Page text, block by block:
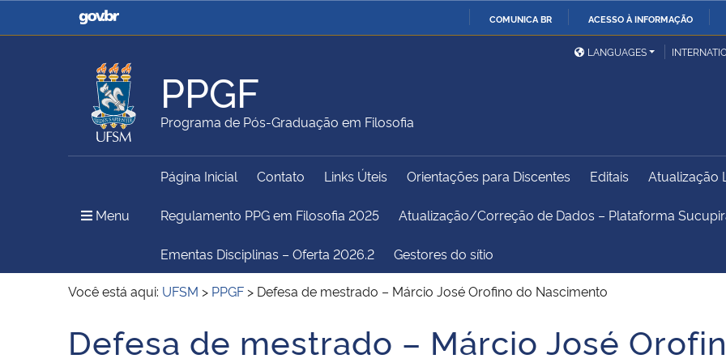
COMUNICA BR ACESSO À INFORMAÇÃO
Casa Civil
Ministério da Justiça e
Ministério da Defesa
Ministério das Relações
Exteriores
Ministério da Agricultura,
Pecuária e Abastecimento
Ministério da Educação
Ministério do Meio Ambiente
Desenvolvimento Regional
União
Secretaria de Governo
Gabinete de Segurança
Institucional
Advocacia-Geral da União Banco Central do Brasil
LANGUAGES
PPGF
Programa de Pós-Graduação em Filosofia
Menu Menu Principal do Sítio
Página Inicial Contato Links Úteis Orientações para Discentes Editais Atualização
Regulamento PPG em Filosofia 2025 Atualização/Correção de Dados – Plataforma
Ementas Disciplinas – Oferta 2026.2 Gestores do sítio
Você está aqui: UFSM > PPGF > Defesa de mestrado – Márcio José Orofino do Nascimento
Início do conteúdo
Defesa de mestrado – Márcio José